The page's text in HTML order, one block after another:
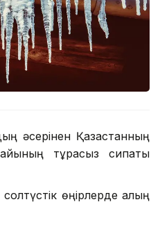
әсерінен Қазақстанның
тұрақсыз сипаты
өңірлерде қалың